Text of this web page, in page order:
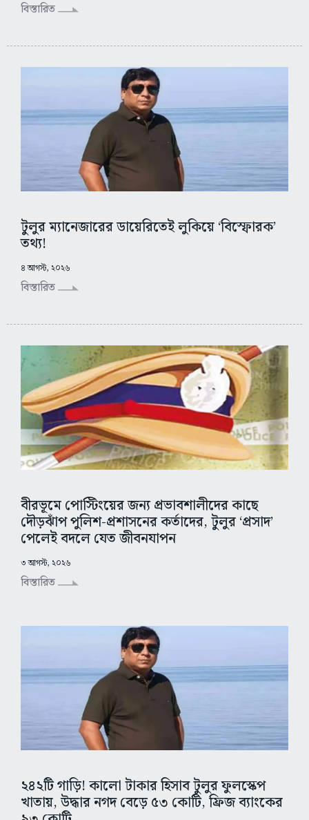
বিস্তারিত
টুলুর ম্যানেজারের ডায়েরিতেই লুকিয়ে ‘বিস্ফোরক’
তথ্য!
৪ আগস্ট, ২০২৬
বিস্তারিত
বীরভূমে পোস্টিংয়ের জন্য প্রভাবশালীদের কাছে
দৌড়ঝাঁপ পুলিশ-প্রশাসনের কর্তাদের, টুলুর ‘প্রসাদ’
পেলেই বদলে যেত জীবনযাপন
৩ আগস্ট, ২০২৬
বিস্তারিত
২৪২টি গাড়ি! কালো টাকার হিসাব টুলুর ফুলস্কেপ
খাতায়, উদ্ধার নগদ বেড়ে ৫৩ কোটি, ফ্রিজ ব্যাংকের